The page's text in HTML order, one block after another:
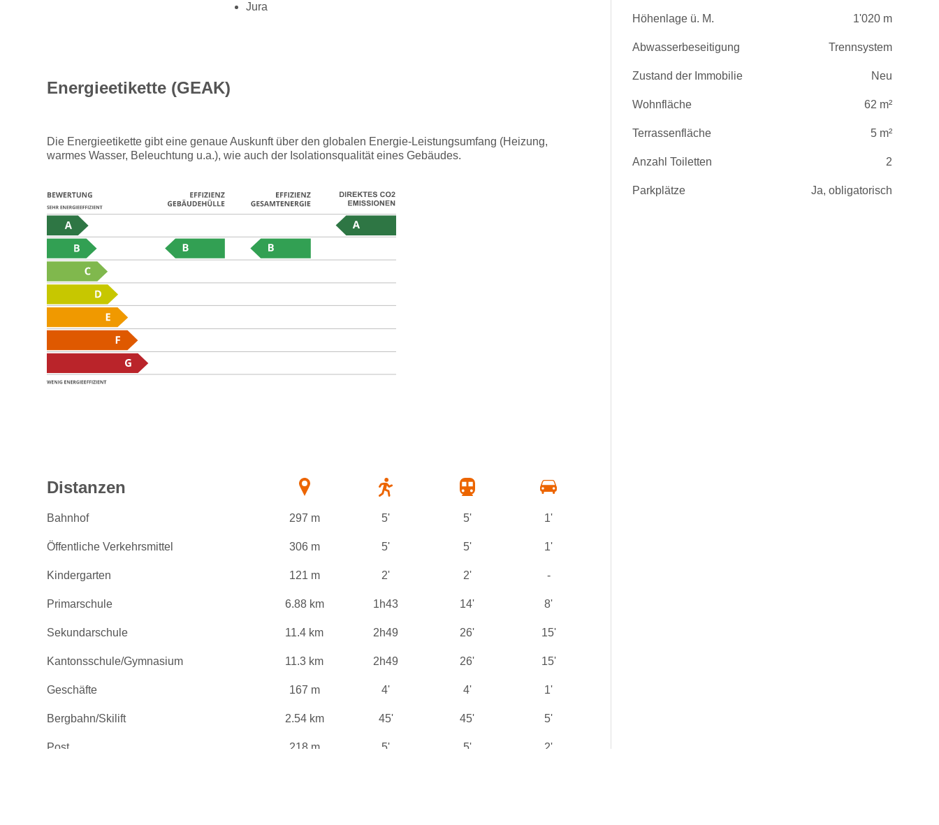
Jura
Energieetikette (GEAK)
Die Energieetikette gibt eine genaue Auskunft über den globalen Energie-Leistungsumfang (Heizung,
warmes Wasser, Beleuchtung u.a.), wie auch der Isolationsqualität eines Gebäudes.
Distanzen
Bahnhof 297 m 5' 5' 1'
Öffentliche Verkehrsmittel 306 m 5' 5' 1'
Kindergarten 121 m 2' 2' -
Primarschule 6.88 km 1h43 14' 8'
Sekundarschule 11.4 km 2h49 26' 15'
Kantonsschule/Gymnasium 11.3 km 2h49 26' 15'
Geschäfte 167 m 4' 4' 1'
Bergbahn/Skilift 2.54 km 45' 45' 5'
Post 218 m 5' 5' 2'
Höhenlage ü. M. 1'020 m
Abwasserbeseitigung Trennsystem
Zustand der Immobilie Neu
Wohnfläche 62 m²
Terrassenfläche 5 m²
Anzahl Toiletten 2
Parkplätze Ja, obligatorisch